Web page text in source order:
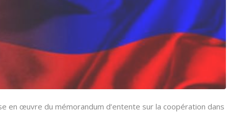
en œuvre du mémorandum d’entente sur la coopération dans